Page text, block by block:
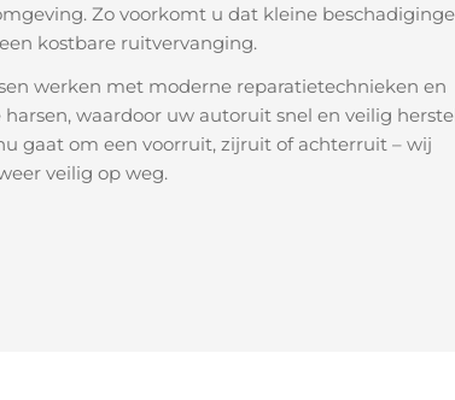
Zo voorkomt u dat kleine
kostbare ruitvervanging.
werken met moderne reparatietechnieken en
waardoor uw autoruit snel en veilig
gaat om een voorruit, zijruit of achterruit – wij
veilig op weg.